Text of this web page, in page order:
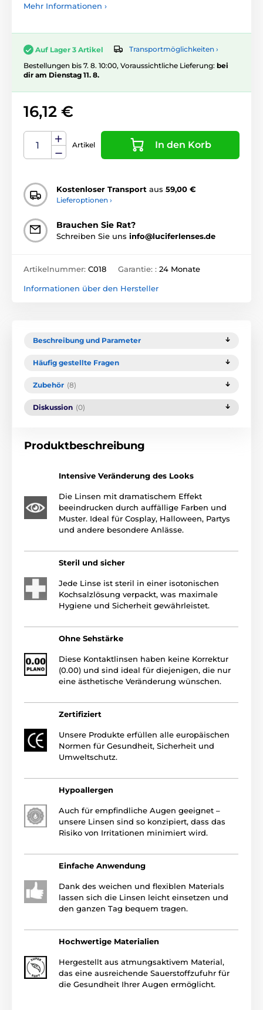
Mehr Informationen ›
Auf Lager 3 Artikel
Transportmöglichkeiten ›
Bestellungen bis 7. 8. 10:00, Voraussichtliche Lieferung: bei
dir am Dienstag 11. 8.
16,12 €
Artikel In den Korb
Kostenloser Transport aus 59,00 €
Lieferoptionen ›
Brauchen Sie Rat?
Schreiben Sie uns info@luciferlenses.de
Artikelnummer: C018 Garantie: : 24 Monate
Informationen über den Hersteller
Beschreibung und Parameter
Häufig gestellte Fragen
Zubehör (8)
Diskussion (0)
Produktbeschreibung
Intensive Veränderung des Looks
Die Linsen mit dramatischem Effekt
beeindrucken durch auffällige Farben und
Muster. Ideal für Cosplay, Halloween, Partys
und andere besondere Anlässe.
Steril und sicher
Jede Linse ist steril in einer isotonischen
Kochsalzlösung verpackt, was maximale
Hygiene und Sicherheit gewährleistet.
Ohne Sehstärke
Diese Kontaktlinsen haben keine Korrektur
(0.00) und sind ideal für diejenigen, die nur
eine ästhetische Veränderung wünschen.
Zertifiziert
Unsere Produkte erfüllen alle europäischen
Normen für Gesundheit, Sicherheit und
Umweltschutz.
Hypoallergen
Auch für empfindliche Augen geeignet –
unsere Linsen sind so konzipiert, dass das
Risiko von Irritationen minimiert wird.
Einfache Anwendung
Dank des weichen und flexiblen Materials
lassen sich die Linsen leicht einsetzen und
den ganzen Tag bequem tragen.
Hochwertige Materialien
Hergestellt aus atmungsaktivem Material,
das eine ausreichende Sauerstoffzufuhr für
die Gesundheit Ihrer Augen ermöglicht.